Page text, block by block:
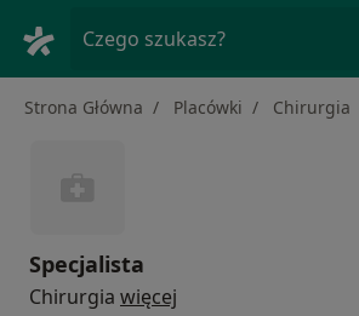
Czego szukasz?
Strona Główna Placówki Chirurgia
Specjalista
Chirurgia więcej